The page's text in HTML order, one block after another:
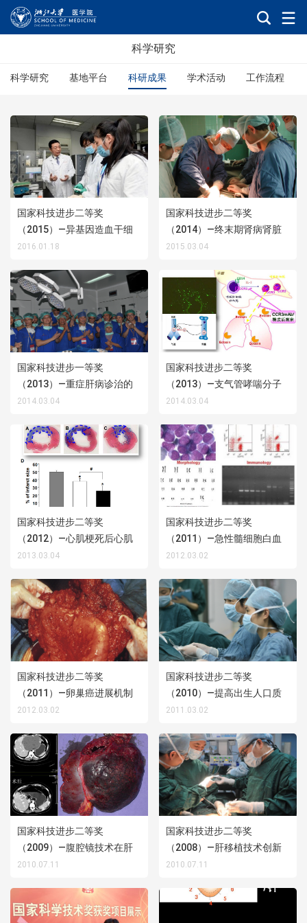
科学研究
科学研究 基地平台 科研成果 学术活动 工作流程
国家科技进步二等奖
（2015）—异基因造血干细
胞移植关键技术创新与推广
2016.01.18
国家科技进步二等奖
（2014）—终末期肾病肾脏
替代治疗关键技术创新与推
2015.03.04
国家科技进步一等奖
（2013）—重症肝病诊治的
理论创新与技术突破
2014.03.04
国家科技进步二等奖
（2013）—支气管哮喘分子
发病机制及诊治新技术应用
2014.03.04
国家科技进步二等奖
（2012）—心肌梗死后心肌
组织修复和功能重建的机制
2013.03.04
国家科技进步二等奖
（2011）—急性髓细胞白血
病生物学特征研究及化疗新
2012.03.02
国家科技进步二等奖
（2011）—卵巢癌进展机制
及其阻遏策略研究与应用
2012.03.02
国家科技进步二等奖
（2010）—提高出生人口质
量的生殖技术创建、体系优
2011.03.02
国家科技进步二等奖
（2009）—腹腔镜技术在肝
胆胰脾外科的临床研究及应
2010.07.11
国家科技进步二等奖
（2008）—肝移植技术创新
体系的建立与推广应用
2010.07.11